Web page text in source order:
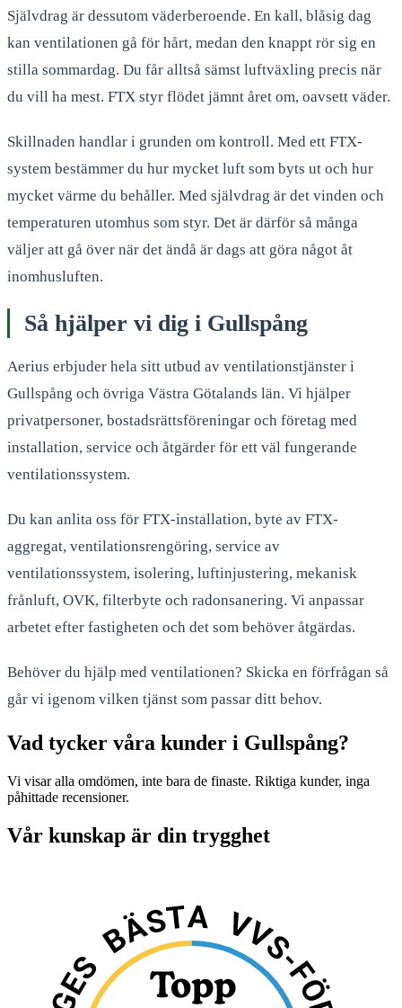
Självdrag är dessutom väderberoende. En kall, blåsig dag
kan ventilationen gå för hårt, medan den knappt rör sig en
stilla sommardag. Du får alltså sämst luftväxling precis när
du vill ha mest. FTX styr flödet jämnt året om, oavsett väder.
Skillnaden handlar i grunden om kontroll. Med ett FTX-
system bestämmer du hur mycket luft som byts ut och hur
mycket värme du behåller. Med självdrag är det vinden och
temperaturen utomhus som styr. Det är därför så många
väljer att gå över när det ändå är dags att göra något åt
inomhusluften.
Så hjälper vi dig i Gullspång
Aerius erbjuder hela sitt utbud av ventilationstjänster i
Gullspång och övriga Västra Götalands län. Vi hjälper
privatpersoner, bostadsrättsföreningar och företag med
installation, service och åtgärder för ett väl fungerande
ventilationssystem.
Du kan anlita oss för FTX-installation, byte av FTX-
aggregat, ventilationsrengöring, service av
ventilationssystem, isolering, luftinjustering, mekanisk
frånluft, OVK, filterbyte och radonsanering. Vi anpassar
arbetet efter fastigheten och det som behöver åtgärdas.
Behöver du hjälp med ventilationen? Skicka en förfrågan så
går vi igenom vilken tjänst som passar ditt behov.
Vad tycker våra kunder i Gullspång?
Vi visar alla omdömen, inte bara de finaste. Riktiga kunder, inga
påhittade recensioner.
Vår kunskap är din trygghet